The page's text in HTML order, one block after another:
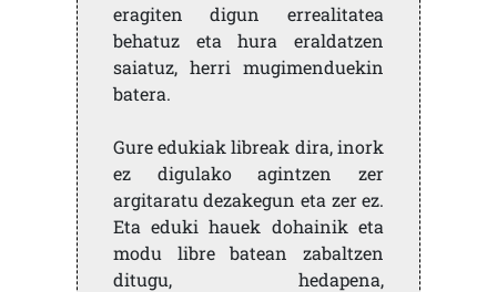
eragiten digun errealitatea
behatuz eta hura eraldatzen
saiatuz, herri mugimenduekin
batera.
Gure edukiak libreak dira, inork
ez digulako agintzen zer
argitaratu dezakegun eta zer ez.
Eta eduki hauek dohainik eta
modu libre batean zabaltzen
ditugu, hedapena,